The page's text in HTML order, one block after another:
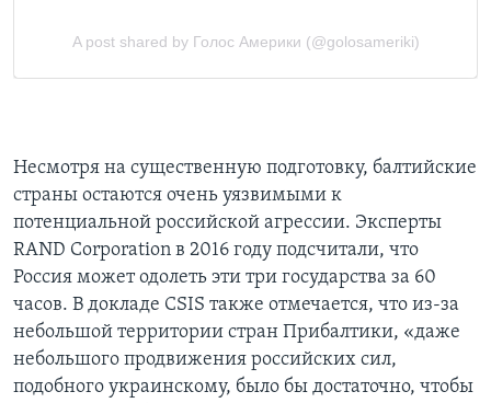
Несмотря на существенную подготовку, балтийские
страны остаются очень уязвимыми к
потенциальной российской агрессии. Эксперты
RAND Corporation в 2016 году подсчитали, что
Россия может одолеть эти три государства за 60
часов. В докладе CSIS также отмечается, что из-за
небольшой территории стран Прибалтики, «даже
небольшого продвижения российских сил,
подобного украинскому, было бы достаточно, чтобы